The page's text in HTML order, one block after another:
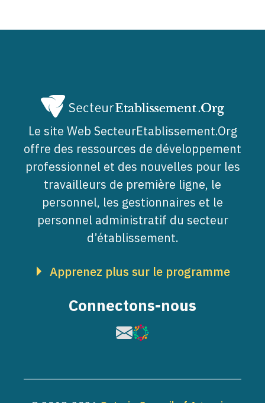
Le site Web SecteurEtablissement.Org
offre des ressources de développement
professionnel et des nouvelles pour les
travailleurs de première ligne, le
personnel, les gestionnaires et le
personnel administratif du secteur
d’établissement.
Apprenez plus sur le programme
Connectons-nous
Image
Image